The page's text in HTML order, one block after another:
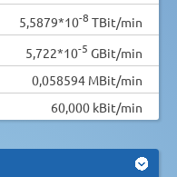
5,5879*10-8 TBit/min
5,722*10-5 GBit/min
0,058594 MBit/min
60,000 kBit/min